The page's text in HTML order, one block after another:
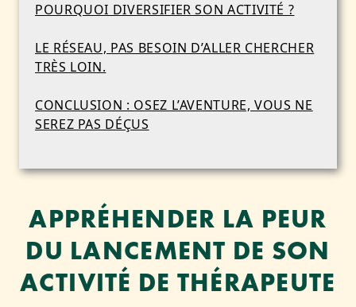
POURQUOI DIVERSIFIER SON ACTIVITÉ ?
LE RÉSEAU, PAS BESOIN D’ALLER CHERCHER
TRÈS LOIN.
CONCLUSION : OSEZ L’AVENTURE, VOUS NE
SEREZ PAS DÉÇUS
APPRÉHENDER LA PEUR
DU LANCEMENT DE SON
ACTIVITÉ DE THÉRAPEUTE